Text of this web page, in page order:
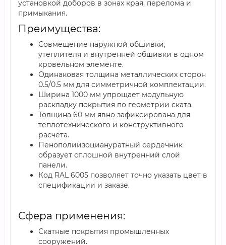
установкой доборов в зонах края, перелома и
примыкания.
Преимущества:
Совмещение наружной обшивки,
утеплителя и внутренней обшивки в одном
кровельном элементе.
Одинаковая толщина металлических сторон
0.5/0.5 мм для симметричной комплектации.
Ширина 1000 мм упрощает модульную
раскладку покрытия по геометрии ската.
Толщина 60 мм явно зафиксирована для
теплотехнического и конструктивного
расчёта.
Пенополиизоциануратный сердечник
образует сплошной внутренний слой
панели.
Код RAL 6005 позволяет точно указать цвет в
спецификации и заказе.
Сфера применения:
Скатные покрытия промышленных
сооружений.